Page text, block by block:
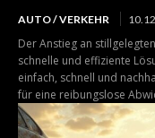
AUTO / VERKEHR
Der Anstieg an
schnelle und effiziente
einfach, schnell und
für eine reibungslose